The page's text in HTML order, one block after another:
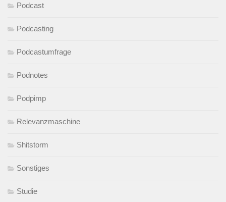
Podcast
Podcasting
Podcastumfrage
Podnotes
Podpimp
Relevanzmaschine
Shitstorm
Sonstiges
Studie